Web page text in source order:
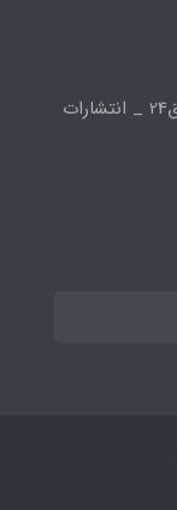
اتوبان بابایی _ شهرک بهشتی _ شقایق24 _ انتشارات